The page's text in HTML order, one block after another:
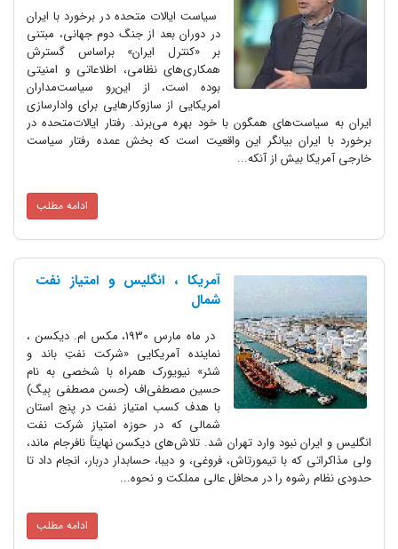
سیاست ایالات متحده در برخورد با ایران
در دوران بعد از جنگ دوم جهانی، مبتنی
بر «کنترل ایران» براساس گسترش
همکاری‌های نظامی، اطلاعاتی و امنیتی
بوده است، از این‌رو سیاست‌مداران
امریکایی از سازوکارهایی برای وادارسازی
ایران به سیاست‌های همگون با خود بهره می‌برند. رفتار ایالات‌متحده در
برخورد با ایران بیانگر این واقعیت است که بخش عمده‌ رفتار سیاست
خارجی آمریکا بیش از آنکه...
ادامه مطلب
آمریکا ، انگلیس و امتیاز نفت
شمال
در ماه مارس 1930، مکس ام. دیکسن ،
نماینده آمریکایی «شرکت نفتِ باند و
شئر» نیویورک همراه با شخصی به نام
حسین مصطفی‌اف (حسن مصطفی بِیگ)
با هدف کسب امتیاز نفت در پنج استان
شمالی که در حوزه امتیاز شرکت نفت
انگلیس و ایران نبود وارد تهران شد. تلاش‌های دیکسن نهایتاً نافرجام ماند،
ولی مذاکراتی که با تیمورتاش، فروغی، و دیبا، حسابدار دربار، انجام داد تا
حدودی نظام رشوه را در محافل عالی مملکت و نحوه...
ادامه مطلب